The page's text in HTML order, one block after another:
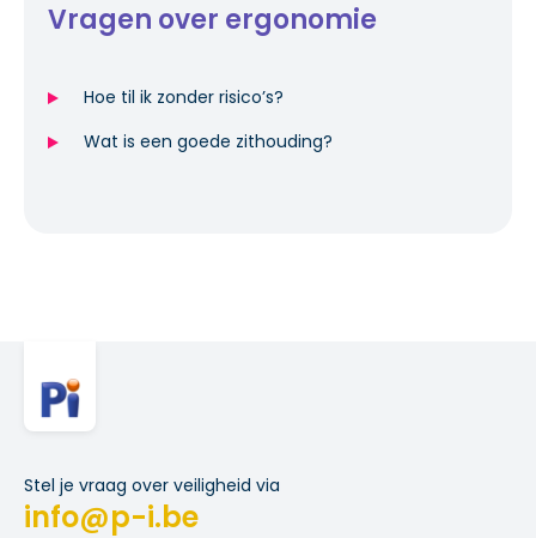
Vragen over ergonomie
Hoe til ik zonder risico’s?
Wat is een goede zithouding?
Stel je vraag over veiligheid via
info@p-i.be